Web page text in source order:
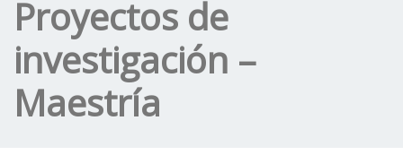
Proyectos de
investigación –
Maestría